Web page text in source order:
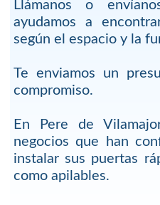
Llámanos o
ayudamos a
según el espacio y la
Te enviamos un
compromiso.
En Pere de
negocios que han
instalar sus puertas
como apilables.